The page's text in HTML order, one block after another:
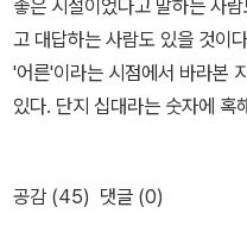
다. 처음 읽는 이라면 누구나
를 원하는 주인공 홀든은 지독
항아의 이미지와는 다르다. 그
하고 이 세상은 별 볼일 없는
자다. 그러나 대놓고 개기거나
니지는 않는다. 단지 그냥 모든
좋은 시절이었다고 말하는 사
고 대답하는 사람도 있을 것이
'어른'이라는 시점에서 바라본
있다. 단지 십대라는 숫자에 혹
난 시절이 과연 행복하기만 했
다는 말을 연발하고, 내 말을 들
공감 (45) 댓글 (0)